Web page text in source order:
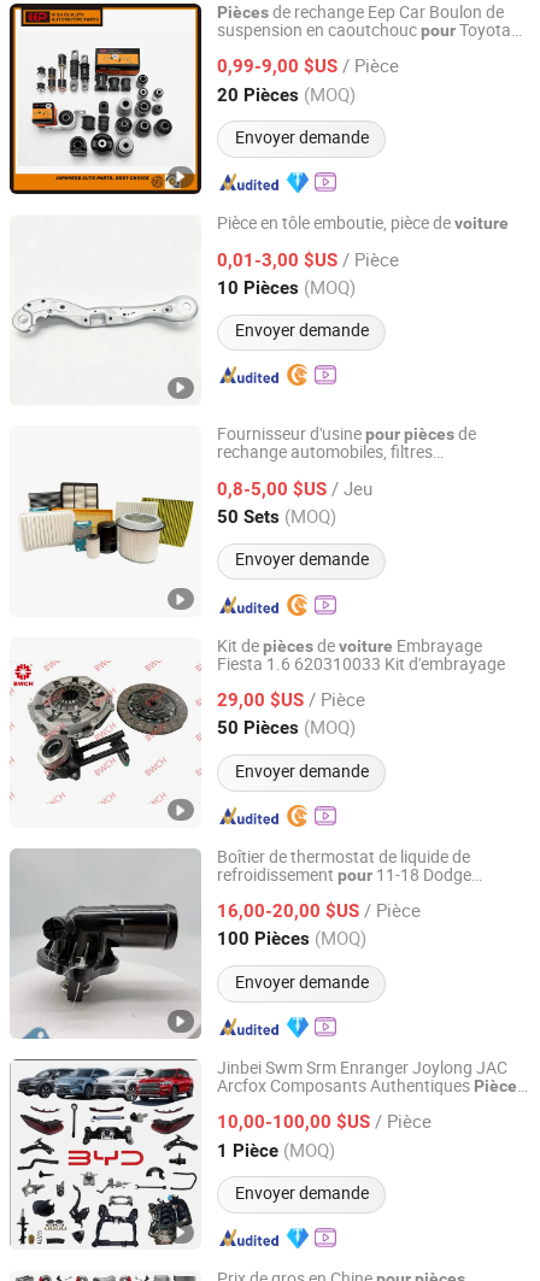
Piècesde rechange Eep Car Boulon de
suspension en caoutchoucpourToyota
0,99-9,00 $US / Pièce
20 Pièces (MOQ)
Envoyer demande
GuangZhou EEP Autoparts Co., Ltd
Guangdong, China Depuis 2014
Pièce en tôle emboutie, pièce devoiture
0,01-3,00 $US / Pièce
10 Pièces (MOQ)
Envoyer demande
Ningbo Qiancheng Machinery Technology Co., Ltd.
Zhejiang, China Depuis 2026
Fournisseur d'usinepourpiècesde
rechange automobiles, filtres
OEMpour Honda, Toyota, Hyundai, Benz,
BMW
0,8-5,00 $US / Jeu
50 Sets (MOQ)
Envoyer demande
Nanjing Jiu Long Auto Parts Co., Ltd.
Jiangsu, China Depuis 2020
Kit depiècesdevoiture Embrayage
Fiesta 1.6 620310033 Kit d'embrayage
29,00 $US / Pièce
50 Pièces (MOQ)
Envoyer demande
Yuhuan Bowei Clutch Co., Ltd.
Zhejiang, China Depuis 2026
Boîtier de thermostat de liquide de
refroidissement pour 11-18 Dodge
05184977ah 05184977ad 05184977ae
05184977AG Système de refroidissement
Pièce automobile
16,00-20,00 $US / Pièce
100 Pièces (MOQ)
Envoyer demande
Suzhou Jiarun Auto Parts Co., Ltd
Anhui, China Depuis 2024
Jinbei Swm Srm Enranger Joylong JAC
Arcfox Composants Authentiques Pièces
10,00-100,00 $US / Pièce
1 Pièce (MOQ)
Envoyer demande
Nanjing Suleiteng Automotive Parts Trading Co., Ltd.
Jiangsu, China Depuis 2025